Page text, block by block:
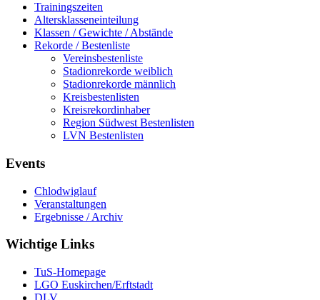
Trainingszeiten
Altersklasseneinteilung
Klassen / Gewichte / Abstände
Rekorde / Bestenliste
Vereinsbestenliste
Stadionrekorde weiblich
Stadionrekorde männlich
Kreisbestenlisten
Kreisrekordinhaber
Region Südwest Bestenlisten
LVN Bestenlisten
Events
Chlodwiglauf
Veranstaltungen
Ergebnisse / Archiv
Wichtige Links
TuS-Homepage
LGO Euskirchen/Erftstadt
DLV